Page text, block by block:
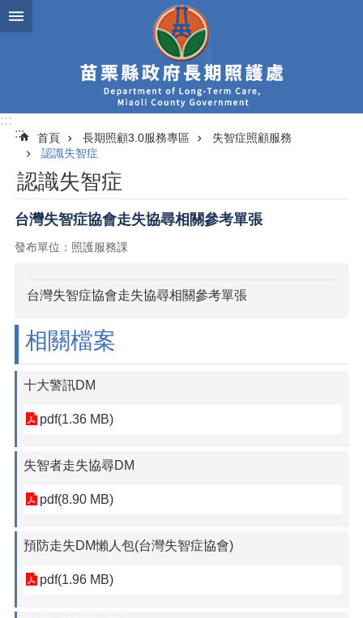
跳到主要內容區塊
:::
:::
首頁 長期照顧3.0服務專區
失智症照顧服務
認識失智症
認識失智症
台灣失智症協會走失協尋相關參考單張
發布單位：照護服務課
台灣失智症協會走失協尋相關參考單張
相關檔案
十大警訊DM
pdf(1.36 MB)
失智者走失協尋DM
pdf(8.90 MB)
預防走失DM懶人包(台灣失智症協會)
pdf(1.96 MB)